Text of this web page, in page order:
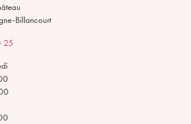
Billancourt
25